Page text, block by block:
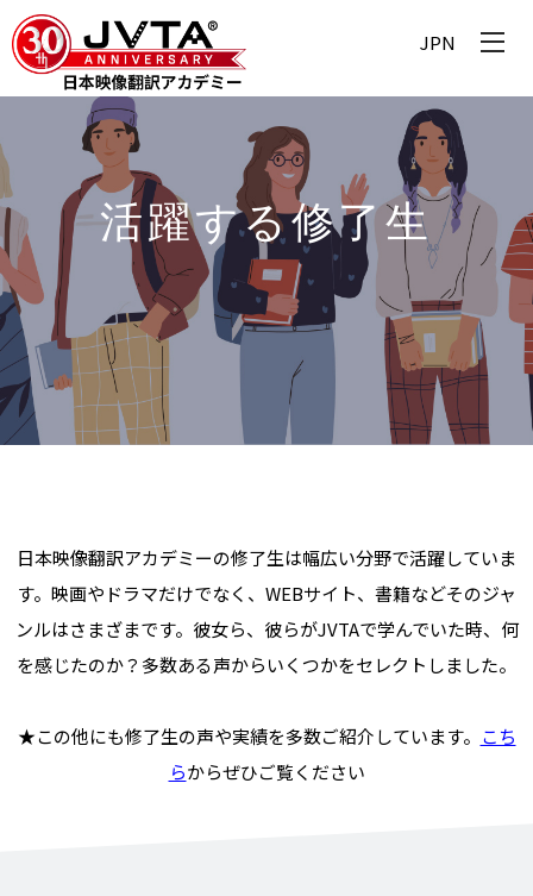
JPN
活躍する修了生
日本映像翻訳アカデミーの修了生は幅広い分野で活躍していま
す。 映画やドラマだけでなく、WEBサイト、書籍などそのジャ
ンルはさまざまです。 彼女ら、彼らがJVTAで学んでいた時、何
を感じたのか？ 多数ある声からいくつかをセレクトしました。
★この他にも修了生の声や実績を多数ご紹介しています。 こち
らからぜひご覧ください